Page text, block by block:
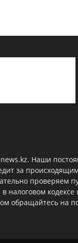
Наши
за
проверяем
налоговом
обращайтесь на